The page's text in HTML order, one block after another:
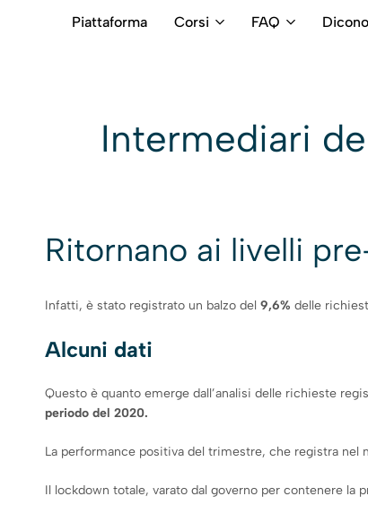
Piattaforma Corsi FAQ
Intermediari
Ritornano ai livelli
Infatti, è stato registrato un balzo del 9,6% delle
Alcuni dati
Questo è quanto emerge dall’analisi delle richieste
periodo del 2020.
La performance positiva del trimestre, che registra nel
Il lockdown totale, varato dal governo per contenere la